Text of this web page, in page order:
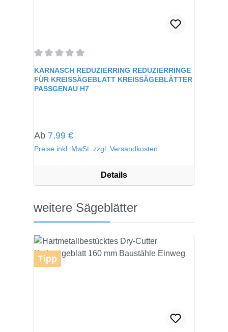
KARNASCH REDUZIERRING REDUZIERRINGE
FÜR KREISSÄGEBLATT KREISSÄGEBLÄTTER
PASSGENAU H7
Regulärer Preis:
Ab 7,99 €
Preise inkl. MwSt. zzgl. Versandkosten
Details
Produktgalerie überspringen
weitere Sägeblätter
Tipp